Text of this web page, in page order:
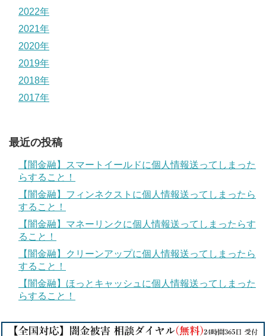
2022年
2021年
2020年
2019年
2018年
2017年
最近の投稿
【闇金融】スマートイールドに個人情報送ってしまった
らすること！
【闇金融】フィンネクストに個人情報送ってしまったら
すること！
【闇金融】マネーリンクに個人情報送ってしまったらす
ること！
【闇金融】クリーンアップに個人情報送ってしまったら
すること！
【闇金融】ほっとキャッシュに個人情報送ってしまった
らすること！